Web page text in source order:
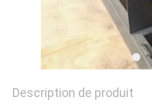
Description de produit